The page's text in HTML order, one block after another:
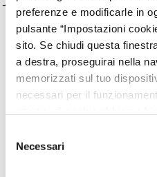
preferenze e modificarle in
pulsante “Impostazioni
sito. Se chiudi questa
a destra, proseguirai nella
memorizzati sul tuo
necessari per il
delNecessari
iconici che
ho sempre
sognato
question_mark question_mark